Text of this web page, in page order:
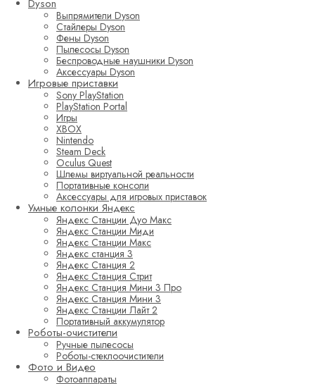
Dyson
Выпрямители Dyson
Стайлеры Dyson
Фены Dyson
Пылесосы Dyson
Беспроводные наушники Dyson
Аксессуары Dyson
Игровые приставки
Sony PlayStation
PlayStation Portal
Игры
XBOX
Nintendo
Steam Deck
Oculus Quest
Шлемы виртуальной реальности
Портативные консоли
Аксессуары для игровых приставок
Умные колонки Яндекс
Яндекс Станции Дуо Макс
Яндекс Станции Миди
Яндекс Станции Макс
Яндекс станция 3
Яндекс Станция 2
Яндекс Станция Стрит
Яндекс Станция Мини 3 Про
Яндекс Станция Мини 3
Яндекс Станции Лайт 2
Портативный аккумулятор
Роботы-очистители
Ручные пылесосы
Роботы-стеклоочистители
Фото и Видео
Фотоаппараты